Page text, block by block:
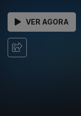
VER AGORA